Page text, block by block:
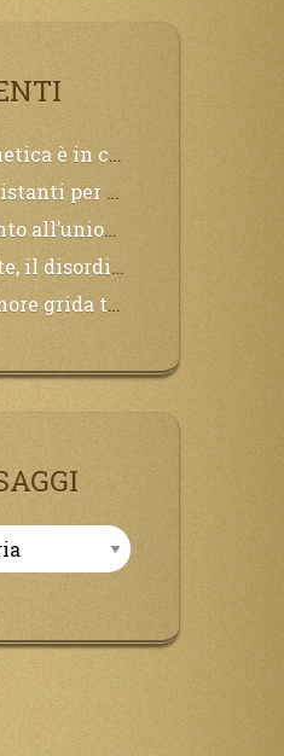
ad arrivare e tutta la Terra sarà oscurata.
e per chi non si sarà preparato saranno dolori.
che da attendere pochissimo.
tardi, il tradimento è stato grande!
affinché si pentano e tornino a Lui: